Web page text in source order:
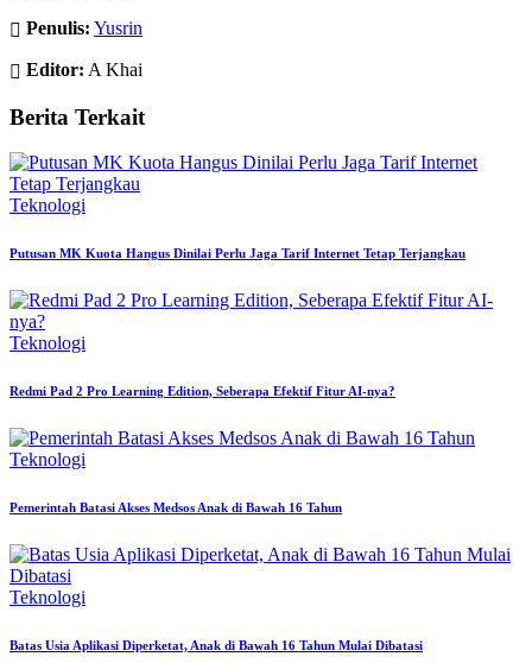
Penulis: Yusrin
Editor: A Khai
Berita Terkait
Teknologi
Putusan MK Kuota Hangus Dinilai Perlu Jaga Tarif Internet Tetap Terjangkau
Teknologi
Redmi Pad 2 Pro Learning Edition, Seberapa Efektif Fitur AI-nya?
Teknologi
Pemerintah Batasi Akses Medsos Anak di Bawah 16 Tahun
Teknologi
Batas Usia Aplikasi Diperketat, Anak di Bawah 16 Tahun Mulai Dibatasi